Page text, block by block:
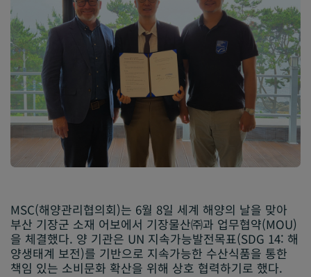
MSC(해양관리협의회)는 6월 8일 세계 해양의 날을 맞아
부산 기장군 소재 어보에서 기장물산㈜과 업무협약(MOU)
을 체결했다. 양 기관은 UN 지속가능발전목표(SDG 14: 해
양생태계 보전)를 기반으로 지속가능한 수산식품을 통한
책임 있는 소비문화 확산을 위해 상호 협력하기로 했다.